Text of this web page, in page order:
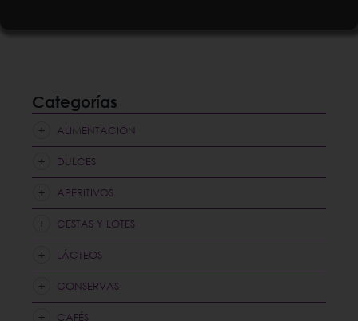
Categorías
ALIMENTACIÓN
DULCES
APERITIVOS
CESTAS Y LOTES
LÁCTEOS
CONSERVAS
CAFÉS